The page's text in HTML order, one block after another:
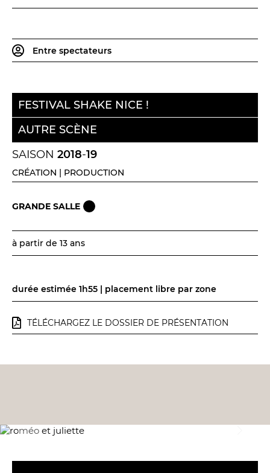
Entre spectateurs
FESTIVAL SHAKE NICE !
AUTRE SCÈNE
SAISON 2018-19
CRÉATION | PRODUCTION
GRANDE SALLE
à partir de 13 ans
durée estimée 1h55 | placement libre par zone
TÉLÉCHARGEZ LE DOSSIER DE PRÉSENTATION